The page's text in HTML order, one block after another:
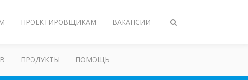
Переключить
ПРОЕКТИРОВЩИКАМ ВАКАНСИИ
ПРОДУКТЫ ПОМОЩЬ